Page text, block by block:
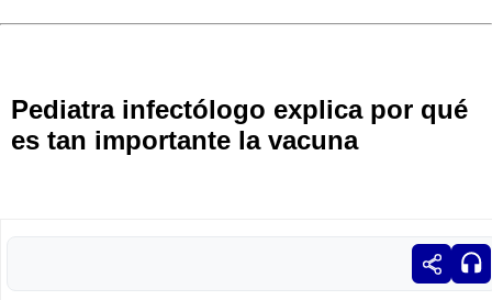
Pediatra infectólogo explica por qué
es tan importante la vacuna